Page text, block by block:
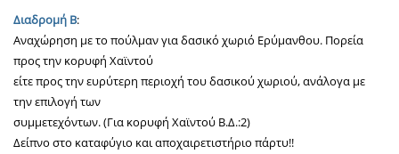
Διαδρομή Β:
Αναχώρηση με το πούλμαν για δασικό χωριό Ερύμανθου. Πορεία
προς την κορυφή Χαϊντού
είτε προς την ευρύτερη περιοχή του δασικού χωριού, ανάλογα με
την επιλογή των
συμμετεχόντων. (Για κορυφή Χαϊντού Β.Δ.:2)
Δείπνο στο καταφύγιο και αποχαιρετιστήριο πάρτυ!!